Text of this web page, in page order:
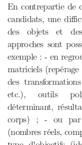
En contrepartie de
candidats, une
des objets et
approches sont
exemple : - en
matriciels
des
etc.), outils
déterminant,
corps) ; - ou par
(nombres réels,